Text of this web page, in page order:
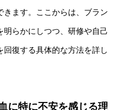
きます。ここからは、ブラン
明らかにしつつ、研修や自己
復する具体的な方法を詳し
に特に不安を感じる理